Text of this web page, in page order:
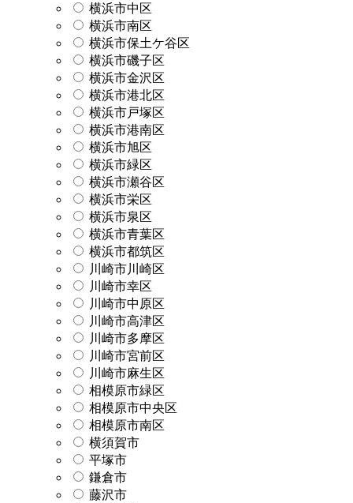
横浜市中区
横浜市南区
横浜市保土ケ谷区
横浜市磯子区
横浜市金沢区
横浜市港北区
横浜市戸塚区
横浜市港南区
横浜市旭区
横浜市緑区
横浜市瀬谷区
横浜市栄区
横浜市泉区
横浜市青葉区
横浜市都筑区
川崎市川崎区
川崎市幸区
川崎市中原区
川崎市高津区
川崎市多摩区
川崎市宮前区
川崎市麻生区
相模原市緑区
相模原市中央区
相模原市南区
横須賀市
平塚市
鎌倉市
藤沢市